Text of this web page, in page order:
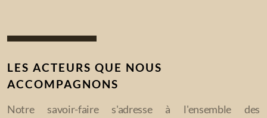
LES ACTEURS QUE NOUS
ACCOMPAGNONS
Notre savoir-faire s'adresse à l'ensemble des